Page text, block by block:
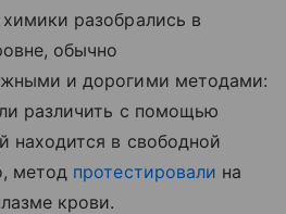
разобрались в
обычно
и дорогими методами:
различить с помощью
находится в свободной
метод протестировали на
крови.